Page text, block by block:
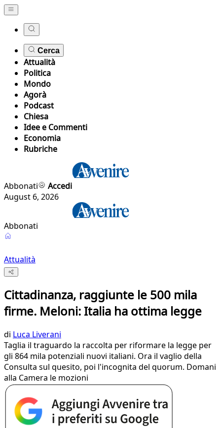
Cerca
Attualità
Politica
Mondo
Agorà
Podcast
Chiesa
Idee e Commenti
Economia
Rubriche
Abbonati
Accedi
August 6, 2026
Abbonati
Attualità
Cittadinanza, raggiunte le 500 mila
firme. Meloni: Italia ha ottima legge
di Luca Liverani
Taglia il traguardo la raccolta per riformare la legge per
gli 864 mila potenziali nuovi italiani. Ora il vaglio della
Consulta sul quesito, poi l'incognita del quorum. Domani
alla Camera le mozioni